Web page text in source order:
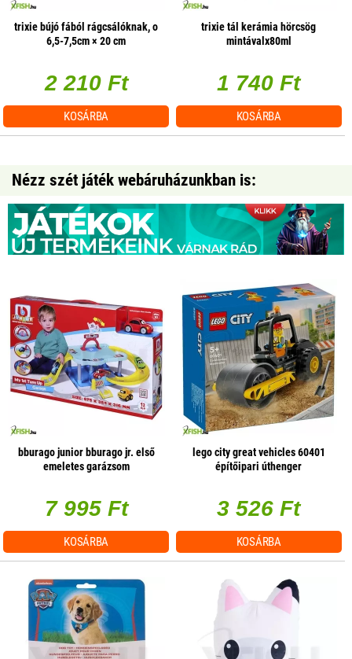
trixie bújó fából rágcsálóknak, o
6,5-7,5cm × 20 cm
2 210 Ft
KOSÁRBA
trixie tál kerámia hörcsög
mintávalx80ml
1 740 Ft
KOSÁRBA
Nézz szét játék webáruházunkban is:
bburago junior bburago jr. első
emeletes garázsom
7 995 Ft
KOSÁRBA
lego city great vehicles 60401
építőipari úthenger
3 526 Ft
KOSÁRBA